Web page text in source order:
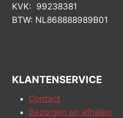
KVK: 99238381
BTW: NL868888989B01
KLANTENSERVICE
Contact
Bezorgen en afhalen